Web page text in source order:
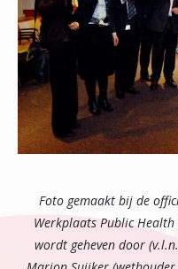
Foto gemaakt bij de
Werkplaats Public
wordt geheven door